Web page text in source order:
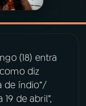
(18) entra
diz
de índio”/
de abril”,